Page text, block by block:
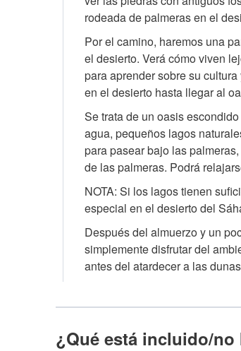
rodeada de palmeras en el
Por el camino, haremos una
el desierto. Verá cómo viven
para aprender sobre su
en el desierto hasta llegar al
Se trata de un oasis
agua, pequeños lagos
para pasear bajo las
de las palmeras. Podrá
NOTA: Si los lagos tienen
especial en el desierto del
Después del almuerzo y un
simplemente disfrutar del
antes del atardecer a las
¿Qué está incluido/